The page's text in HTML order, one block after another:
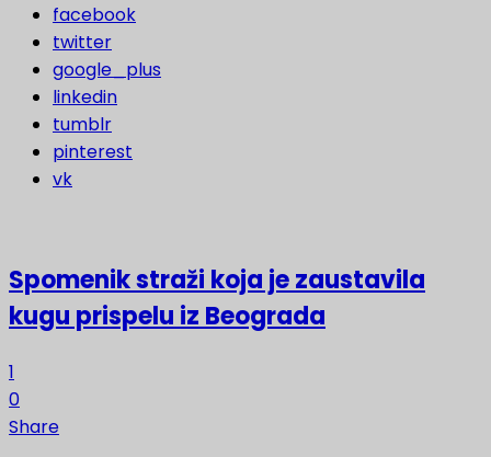
facebook
twitter
google_plus
linkedin
tumblr
pinterest
vk
Spomenik straži koja je zaustavila
kugu prispelu iz Beograda
1
0
Share